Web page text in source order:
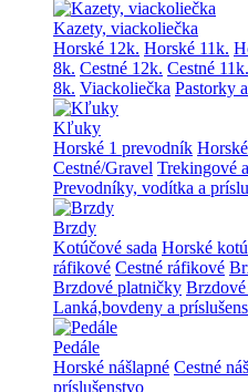
Kazety, viackoliečka
Horské 12k. Horské 11k.
8k. Cestné 12k. Cestné 11k.
8k. Viackoliečka Pastorky
Kľuky
Horské 1 prevodník
Cestné/Gravel Trekingové
Prevodníky, vodítka a
Brzdy
Kotúčové sada Horské
ráfikové Cestné ráfikové
Brzdové platničky
Lanká,bovdeny a
Pedále
Horské nášlapné Cestné
príslušenstvo